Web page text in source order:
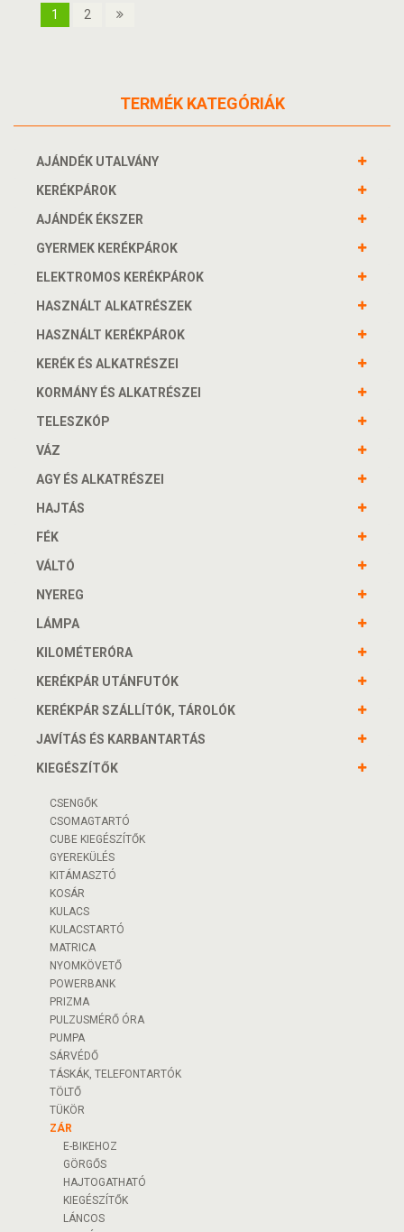
1 2
TERMÉK KATEGÓRIÁK
AJÁNDÉK UTALVÁNY
KERÉKPÁROK
AJÁNDÉK ÉKSZER
GYERMEK KERÉKPÁROK
ELEKTROMOS KERÉKPÁROK
HASZNÁLT ALKATRÉSZEK
HASZNÁLT KERÉKPÁROK
KERÉK ÉS ALKATRÉSZEI
KORMÁNY ÉS ALKATRÉSZEI
TELESZKÓP
VÁZ
AGY ÉS ALKATRÉSZEI
HAJTÁS
FÉK
VÁLTÓ
NYEREG
LÁMPA
KILOMÉTERÓRA
KERÉKPÁR UTÁNFUTÓK
KERÉKPÁR SZÁLLÍTÓK, TÁROLÓK
JAVÍTÁS ÉS KARBANTARTÁS
KIEGÉSZÍTŐK
CSENGŐK
CSOMAGTARTÓ
CUBE KIEGÉSZÍTŐK
GYEREKÜLÉS
KITÁMASZTÓ
KOSÁR
KULACS
KULACSTARTÓ
MATRICA
NYOMKÖVETŐ
POWERBANK
PRIZMA
PULZUSMÉRŐ ÓRA
PUMPA
SÁRVÉDŐ
TÁSKÁK, TELEFONTARTÓK
TÖLTŐ
TÜKÖR
ZÁR
E-BIKEHOZ
GÖRGŐS
HAJTOGATHATÓ
KIEGÉSZÍTŐK
LÁNCOS